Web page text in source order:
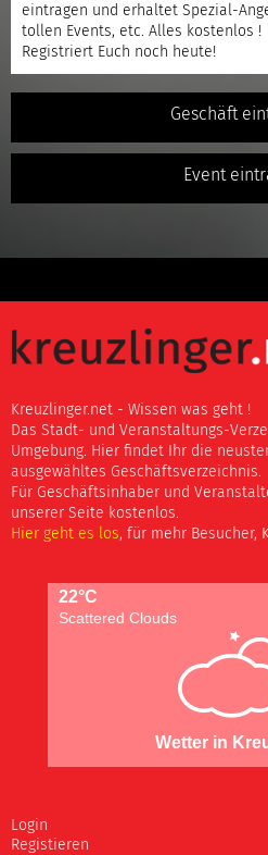
eintragen und erhaltet Spezial-
tollen Events, etc. Alles kostenlos !
Registriert Euch noch heute!
Geschäft
Event
Kreuzlinger.net - Wissen was geht !
Das Stadt- und Veranstaltungs-
Umgebung. Hier findet Ihr die
ausgewähltes Geschäftsverzeichnis.
Für Geschäftsinhaber und
unserer Seite kostenlos.
Hier geht es los, für mehr Besucher,
22°C
Scattered Clouds
Wetter in
Login
Registieren